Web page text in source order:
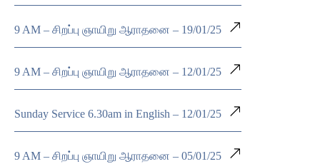
9 AM – சிறப்பு ஞாயிறு ஆராதனை – 19/01/25
9 AM – சிறப்பு ஞாயிறு ஆராதனை – 12/01/25
Sunday Service 6.30am in English – 12/01/25
9 AM – சிறப்பு ஞாயிறு ஆராதனை – 05/01/25